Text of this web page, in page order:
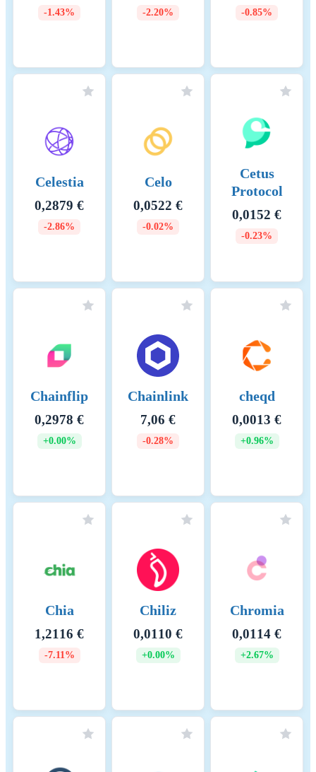
-1.43% -2.20% -0.85%
Celestia
0,2879 €
-2.86%
Celo
0,0522 €
-0.02%
Cetus
Protocol
0,0152 €
-0.23%
Chainflip
0,2978 €
+0.00%
Chainlink
7,06 €
-0.28%
cheqd
0,0013 €
+0.96%
Chia
1,2116 €
-7.11%
Chiliz
0,0110 €
+0.00%
Chromia
0,0114 €
+2.67%